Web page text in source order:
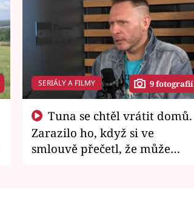
SERIÁLY A FILMY 9 fotografií
Zarazilo ho, když si ve
smlouvě přečetl, že může